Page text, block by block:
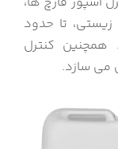
زیستی، تا حدود
همچنین کنترل
می سازد.